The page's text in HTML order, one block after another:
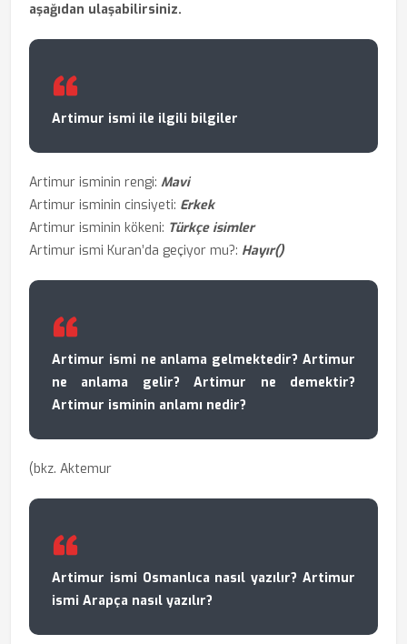
aşağıdan ulaşabilirsiniz.
Artimur ismi ile ilgili bilgiler
Artimur isminin rengi: Mavi
Artimur isminin cinsiyeti: Erkek
Artimur isminin kökeni: Türkçe isimler
Artimur ismi Kuran’da geçiyor mu?: Hayır()
Artimur ismi ne anlama gelmektedir? Artimur
ne anlama gelir? Artimur ne demektir?
Artimur isminin anlamı nedir?
(bkz. Aktemur
Artimur ismi Osmanlıca nasıl yazılır? Artimur
ismi Arapça nasıl yazılır?